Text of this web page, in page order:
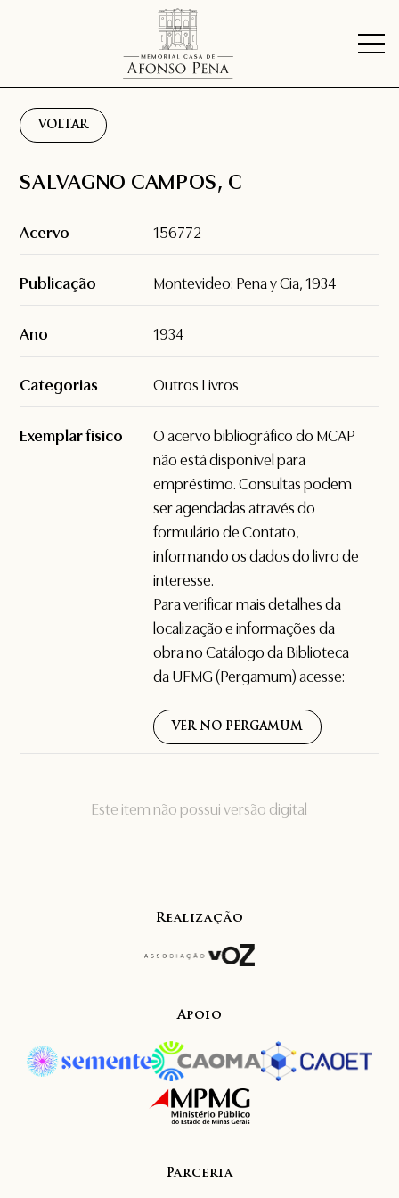
VOLTAR
Este item não possui versão digital
SALVAGNO CAMPOS, C
Acervo 156772
Publicação Montevideo: Pena y Cia, 1934
Ano 1934
Categorias Outros Livros
Exemplar físico
O acervo bibliográfico do MCAP
não está disponível para
empréstimo. Consultas podem
ser agendadas através do
formulário deContato,
informando os dados do livro de
interesse.
Para verificar mais detalhes da
localização e informações da
obra no Catálogo da Biblioteca
da UFMG (Pergamum) acesse:
VER NO PERGAMUM
Realização
Apoio
Parceria